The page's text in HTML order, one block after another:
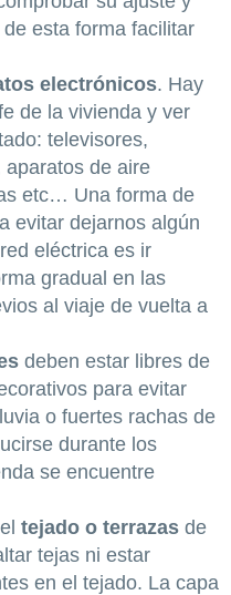
esta forma facilitar
electrónicos. Hay
de la vivienda y ver
televisores,
de aire
etc… Una forma de
evitar dejarnos algún
eléctrica es ir
gradual en las
al viaje de vuelta a
deben estar libres de
para evitar
o fuertes rachas de
durante los
se encuentre
tejado o terrazas de
tejas ni estar
en el tejado. La capa